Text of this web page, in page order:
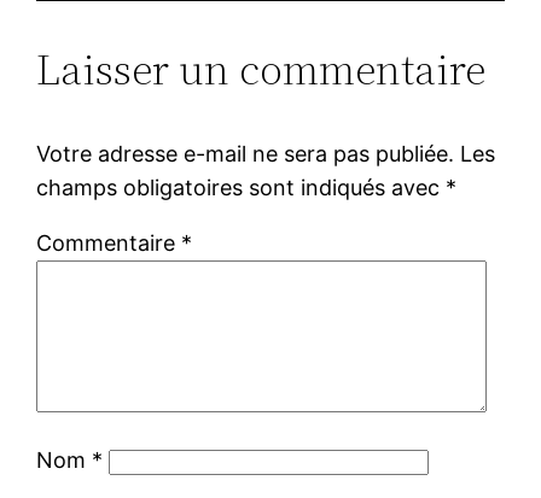
Laisser un commentaire
Votre adresse e-mail ne sera pas publiée. Les
champs obligatoires sont indiqués avec *
Commentaire *
Nom *